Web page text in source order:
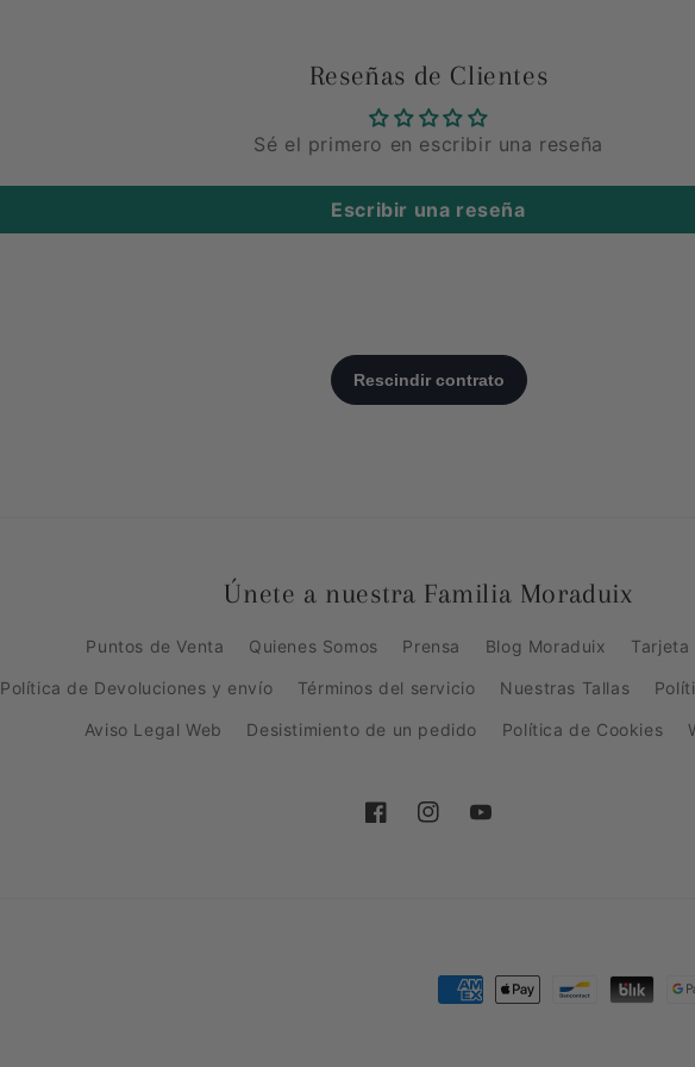
Reseñas de Clientes
Sé el primero en escribir una reseña
Escribir una reseña
Únete a nuestra Familia Moraduix
Puntos de Venta Quienes Somos Prensa Blog Moraduix Tarjeta
Política de Devoluciones y envío Términos del servicio Nuestras Tallas
Aviso Legal Web Desistimiento de un pedido Política de Cookies
FacebookInstagramYouTube
Formas